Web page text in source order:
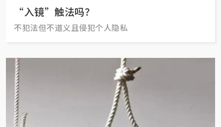
“入镜”触法吗？
不犯法但不道义且侵犯个人隐私